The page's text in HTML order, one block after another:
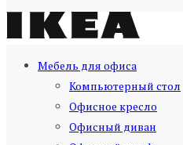
Мебель для офиса
Компьютерный стол
Офисное кресло
Офисный диван